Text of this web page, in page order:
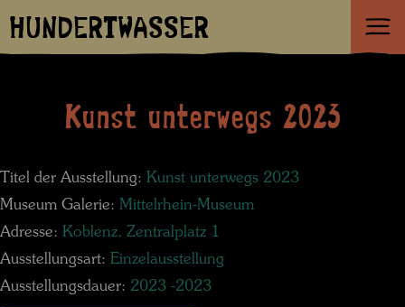
HUNDERTWASSER
Kunst unterwegs 2023
Titel der Ausstellung: Kunst unterwegs 2023
Museum Galerie: Mittelrhein-Museum
Adresse: Koblenz, Zentralplatz 1
Ausstellungsart: Einzelausstellung
Ausstellungsdauer: 2023 -2023